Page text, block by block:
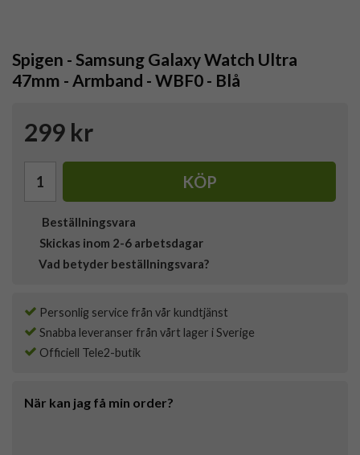
Spigen - Samsung Galaxy Watch Ultra
47mm - Armband - WBF0 - Blå
299 kr
KÖP
Beställningsvara
Skickas inom 2-6 arbetsdagar
Vad betyder beställningsvara?
Personlig service från vår kundtjänst
Snabba leveranser från vårt lager i Sverige
Officiell Tele2-butik
När kan jag få min order?